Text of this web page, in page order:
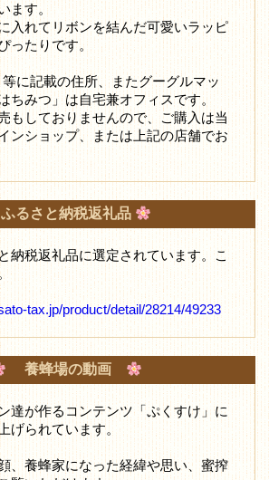
ます。
入れてリボンを結んだ可愛いラッピ
ったりです。
に記載の住所、またグーグルマッ
ちみつ」は自宅兼オフィスです。
もしておりませんので、ご購入は当
ンショップ、または上記の店舗でお
ふるさと納税返礼品
納税返礼品に選定されています。こ
tax.jp/product/detail/28214/49233
養蜂場の動画
達が作るコンテンツ「ぷくすけ」に
げられています。
、養蜂家になった経緯や思い、蜜搾